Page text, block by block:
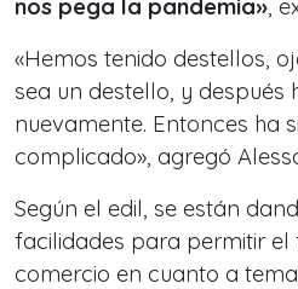
nos pega la pandemia» ,
«Hemos tenido destellos,
sea un destello, y después
nuevamente. Entonces ha
complicado», agregó
Según el edil, se están
facilidades para permitir el
comercio en cuanto a